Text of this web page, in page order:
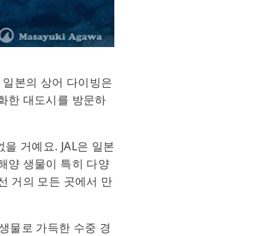
본의 상어 다이빙은
한 대도시를 방문하
거예요. JAL은 일본
양 생물이 특히 다양
거의 모든 곳에서 만
물로 가득한 수중 경